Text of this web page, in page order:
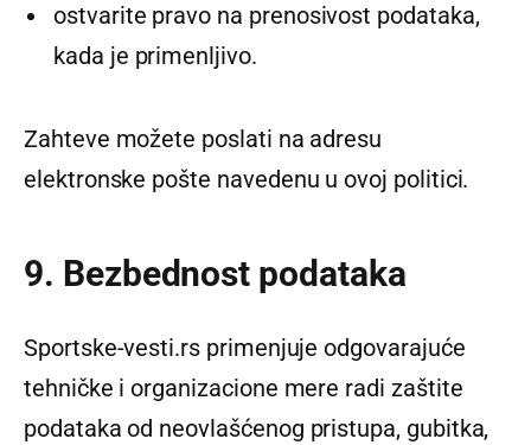
ostvarite pravo na prenosivost podataka,
kada je primenljivo.
Zahteve možete poslati na adresu
elektronske pošte navedenu u ovoj politici.
9. Bezbednost podataka
Sportske-vesti.rs primenjuje odgovarajuće
tehničke i organizacione mere radi zaštite
podataka od neovlašćenog pristupa, gubitka,